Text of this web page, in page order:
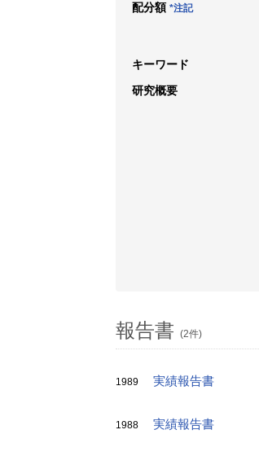
配分額 *注記
キーワード
研究概要
報告書 (2件)
1989 実績報告書
1988 実績報告書